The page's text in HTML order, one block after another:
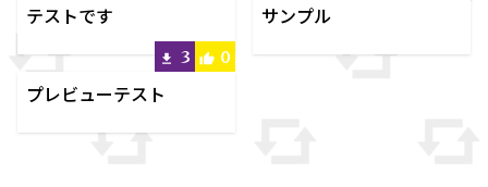
テストです サンプル
3 0
プレビューテスト